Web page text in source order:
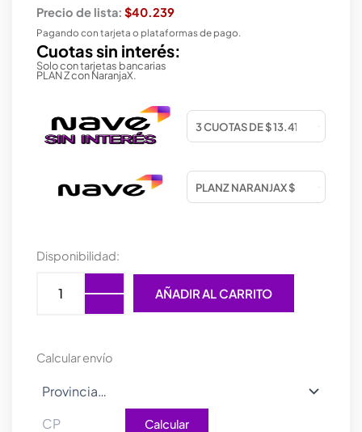
Precio de lista: $40.239
Pagando con tarjeta o plataformas de pago.
Cuotas sin interés:
Solo con tarjetas bancarias
PLAN Z con NaranjaX.
Disponibilidad:
AURICULAR
PRIMO
TOUCH
cantidad
AÑADIR AL CARRITO
Calcular envío
Calcular